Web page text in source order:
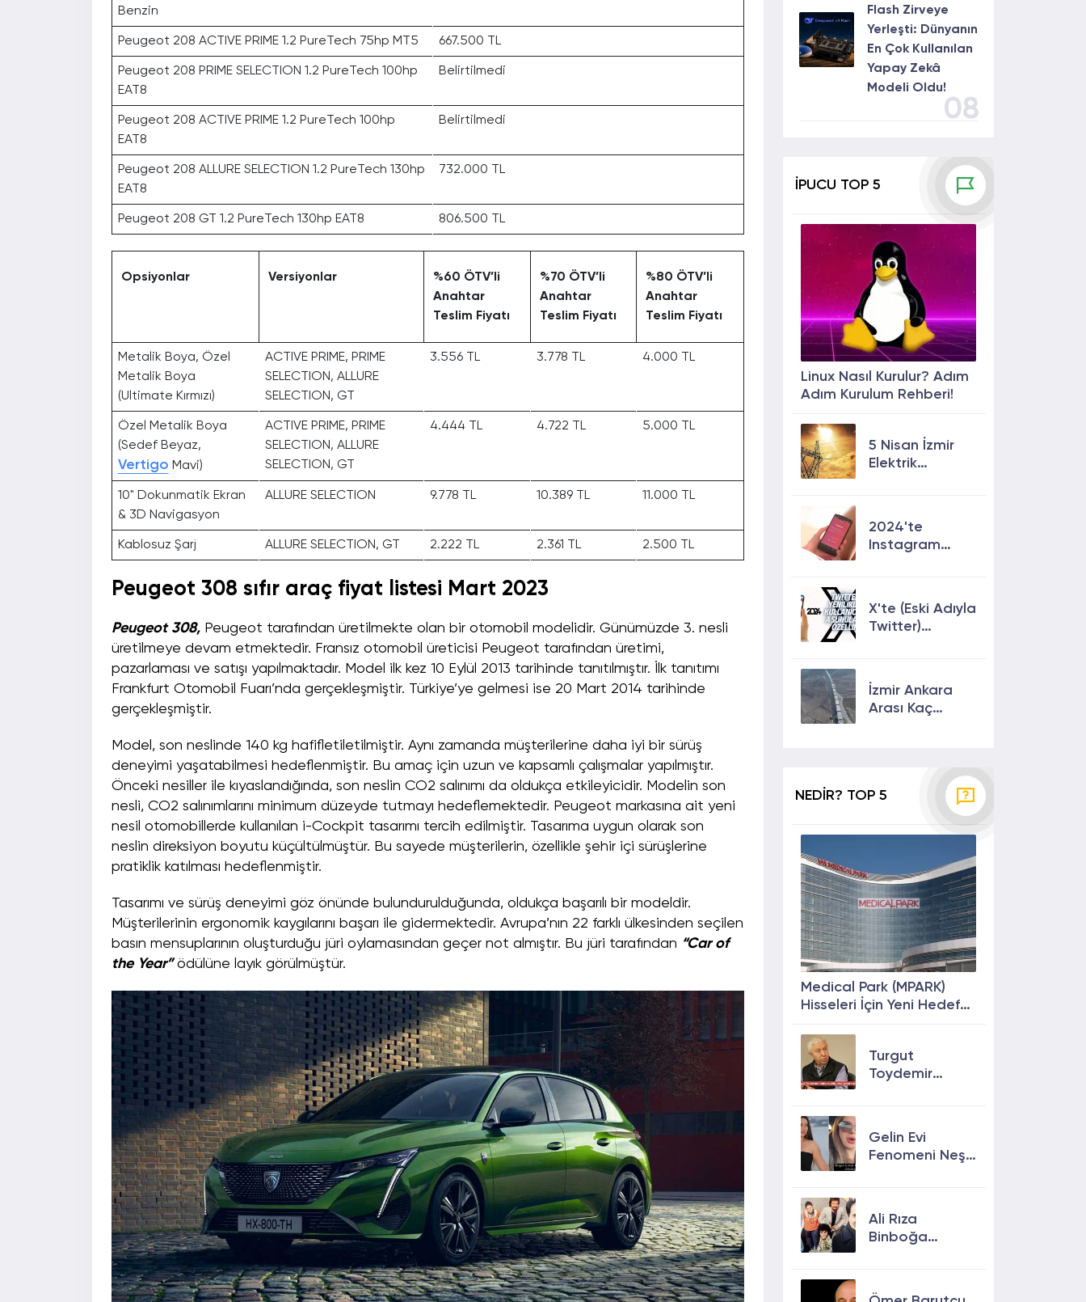
Benzin
Peugeot 208 ACTIVE PRIME 1.2 PureTech 75hp MT5 667.500 TL
Peugeot 208 PRIME SELECTION 1.2 PureTech 100hp
EAT8
Belirtilmedi
Peugeot 208 ACTIVE PRIME 1.2 PureTech 100hp
EAT8
Belirtilmedi
Peugeot 208 ALLURE SELECTION 1.2 PureTech 130hp
EAT8
732.000 TL
Peugeot 208 GT 1.2 PureTech 130hp EAT8 806.500 TL
Opsiyonlar Versiyonlar
%60 ÖTV’li
Anahtar
Teslim Fiyatı
%70 ÖTV’li
Anahtar
Teslim Fiyatı
%80 ÖTV’li
Anahtar
Teslim Fiyatı
Metalik Boya, Özel
Metalik Boya
(Ultimate Kırmızı)
ACTIVE PRIME, PRIME
SELECTION, ALLURE
SELECTION, GT
3.556 TL 3.778 TL 4.000 TL
Özel Metalik Boya
(Sedef Beyaz,
Vertigo Mavi)
ACTIVE PRIME, PRIME
SELECTION, ALLURE
SELECTION, GT
4.444 TL 4.722 TL 5.000 TL
10" Dokunmatik Ekran
& 3D Navigasyon
ALLURE SELECTION 9.778 TL 10.389 TL 11.000 TL
Kablosuz Şarj ALLURE SELECTION, GT 2.222 TL 2.361 TL 2.500 TL
Peugeot 308 sıfır araç fiyat listesi Mart 2023
Peugeot 308, Peugeot tarafından üretilmekte olan bir otomobil modelidir. Günümüzde 3. nesli
üretilmeye devam etmektedir. Fransız otomobil üreticisi Peugeot tarafından üretimi,
pazarlaması ve satışı yapılmaktadır. Model ilk kez 10 Eylül 2013 tarihinde tanıtılmıştır. İlk tanıtımı
Frankfurt Otomobil Fuarı’nda gerçekleşmiştir. Türkiye’ye gelmesi ise 20 Mart 2014 tarihinde
gerçekleşmiştir.
Model, son neslinde 140 kg hafifletiletilmiştir. Aynı zamanda müşterilerine daha iyi bir sürüş
deneyimi yaşatabilmesi hedeflenmiştir. Bu amaç için uzun ve kapsamlı çalışmalar yapılmıştır.
Önceki nesiller ile kıyaslandığında, son neslin CO2 salınımı da oldukça etkileyicidir. Modelin son
nesli, CO2 salınımlarını minimum düzeyde tutmayı hedeflemektedir. Peugeot markasına ait yeni
nesil otomobillerde kullanılan i-Cockpit tasarımı tercih edilmiştir. Tasarıma uygun olarak son
neslin direksiyon boyutu küçültülmüştür. Bu sayede müşterilerin, özellikle şehir içi sürüşlerine
pratiklik katılması hedeflenmiştir.
Tasarımı ve sürüş deneyimi göz önünde bulundurulduğunda, oldukça başarılı bir modeldir.
Müşterilerinin ergonomik kaygılarını başarı ile gidermektedir. Avrupa’nın 22 farklı ülkesinden seçilen
basın mensuplarının oluşturduğu jüri oylamasından geçer not almıştır. Bu jüri tarafından “Car of
the Year”ödülüne layık görülmüştür.
Flash Zirveye
Yerleşti: Dünyanın
En Çok Kullanılan
Yapay Zekâ
Modeli Oldu!
08
İPUCU TOP 5
Linux Nasıl Kurulur? Adım
Adım Kurulum Rehberi!
5 Nisan İzmir
Elektrik
2024'te
Instagram
Etkili Yolları!
X'te (Eski Adıyla
Twitter)
Sunulan Son
Özellikler 2024
İzmir Ankara
Arası Kaç
NEDİR? TOP 5
Medical Park (MPARK)
Hisseleri İçin Yeni Hedef
Potansiyeli
Turgut
Toydemir
Gelin Evi
Fenomeni Neşe
neden öldü?
Ali Rıza
Binboğa
Kalmasın